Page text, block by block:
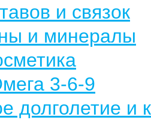
и связок
и минералы
3-6-9
долголетие и